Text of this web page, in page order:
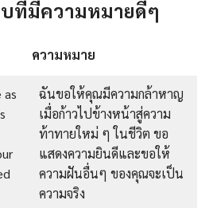
ที่มีความหมายดีๆ
ความหมาย
as
ฉันขอให้คุณมีความกล้าหาญ
เมื่อก้าวไปข้างหน้าสู่ความ
ท้าทายใหม่ ๆ ในชีวิต ขอ
แสดงความยินดีและขอให้
ความฝันอื่นๆ ของคุณจะเป็น
ความจริง